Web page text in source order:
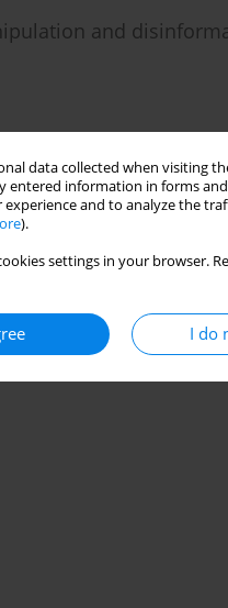
data collected when visiting
information in forms and
and to analyze the
).
settings in your browser.
I do
and